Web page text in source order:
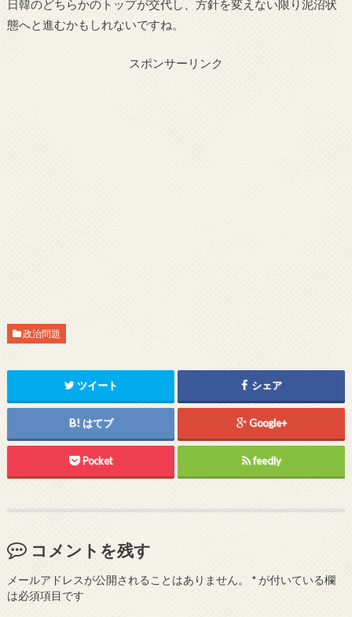
日韓のどちらかのトップが交代し、方針を変えない限り泥沼状
態へと進むかもしれないですね。
スポンサーリンク
政治問題
ツイート シェア
はてブ Google+
Pocket feedly
コメントを残す
メールアドレスが公開されることはありません。 *が付いている欄
は必須項目です